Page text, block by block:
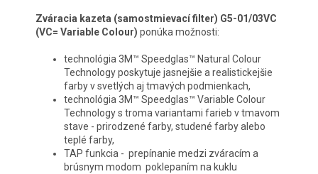
Zváracia kazeta (samostmievací filter) G5-01/03VC
(VC= Variable Colour) ponúka možnosti:
technológia 3M™ Speedglas™ Natural Colour
Technology poskytuje jasnejšie a realistickejšie
farby v svetlých aj tmavých podmienkach,
technológia 3M™ Speedglas™ Variable Colour
Technology s troma variantami farieb v tmavom
stave - prirodzené farby, studené farby alebo
teplé farby,
TAP funkcia - prepínanie medzi zváracím a
brúsnym modom poklepaním na kuklu